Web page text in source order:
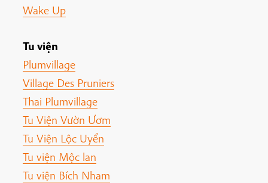
Wake Up
Tu viện
Plumvillage
Village Des Pruniers
Thai Plumvillage
Tu Viện Vườn Ươm
Tu Viện Lộc Uyển
Tu viện Mộc lan
Tu viện Bích Nham